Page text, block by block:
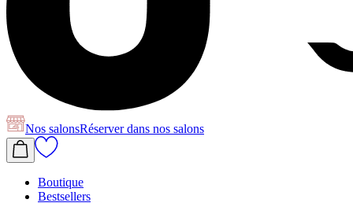
Nos salonsRéserverdans nos salons
Boutique
Bestsellers